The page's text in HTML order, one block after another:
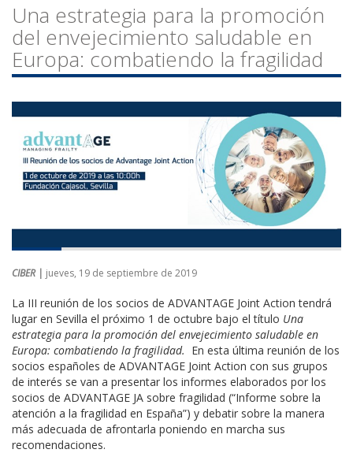
Una estrategia para la promoción
del envejecimiento saludable en
Europa: combatiendo la fragilidad
CIBER | jueves, 19 de septiembre de 2019
La III reunión de los socios de ADVANTAGE Joint Action tendrá
lugar en Sevilla el próximo 1 de octubre bajo el título Una
estrategia para la promoción del envejecimiento saludable en
Europa: combatiendo la fragilidad. En esta última reunión de los
socios españoles de ADVANTAGE Joint Action con sus grupos
de interés se van a presentar los informes elaborados por los
socios de ADVANTAGE JA sobre fragilidad (“Informe sobre la
atención a la fragilidad en España”) y debatir sobre la manera
más adecuada de afrontarla poniendo en marcha sus
recomendaciones.